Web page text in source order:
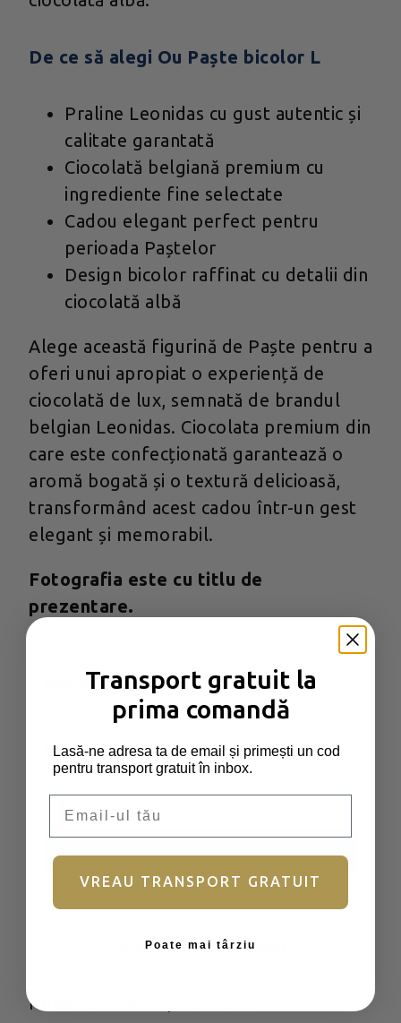
De ce să alegi Ou Paște bicolor L
Praline Leonidas cu gust autentic și
calitate garantată
Ciocolată belgiană premium cu
ingrediente fine selectate
Cadou elegant perfect pentru
perioada Paștelor
Design bicolor raffinat cu detalii din
ciocolată albă
Alege această figurină de Paște pentru a
oferi unui apropiat o experiență de
ciocolată de lux, semnată de brandul
belgian Leonidas. Ciocolata premium din
care este confecționată garantează o
aromă bogată și o textură delicioasă,
transformând acest cadou într-un gest
elegant și memorabil.
Fotografia este cu titlu de
prezentare.
LAPTEpraf integral, unt de
cacao, masă de cacao, emulgator
(lecitină deSOIA), aromă, colorant:
carmin.
Alergeni
Lapte, soia.
Nu există recenzii până acum.
Nume utilizator sau email* Obligatoriu
Parolă *Obligatoriu
Ține-mă minte
Nu aveți încă un cont?Înscrieți
Transport gratuit la
prima comandă
Lasă-ne adresa ta de email și primești un cod
pentru transport gratuit în inbox.
VREAU TRANSPORT GRATUIT
Poate mai târziu